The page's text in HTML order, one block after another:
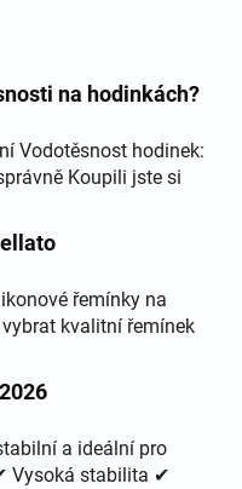
na hodinkách?
Vodotěsnost hodinek:
Koupili jste si
řemínky na
kvalitní řemínek
a ideální pro
Vysoká stabilita ✔